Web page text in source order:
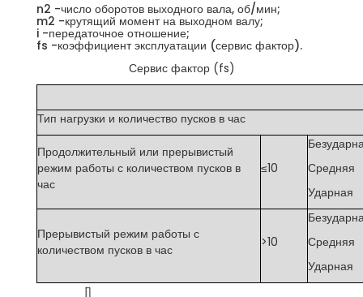
n2 -число оборотов выходного вала, об/мин;
m2 -крутящий момент на выходном валу;
i -передаточное отношение;
fs -коэффициент эксплуатации (сервис фактор).
Сервис фактор (fs)
Тип нагрузки и количество пусков в час
Продолжительный или прерывистый
режим работы с количеством пусков в
час
≤10
Средняя
Ударная
Прерывистый режим работы с
количеством пусков в час
>10
Средняя
Ударная